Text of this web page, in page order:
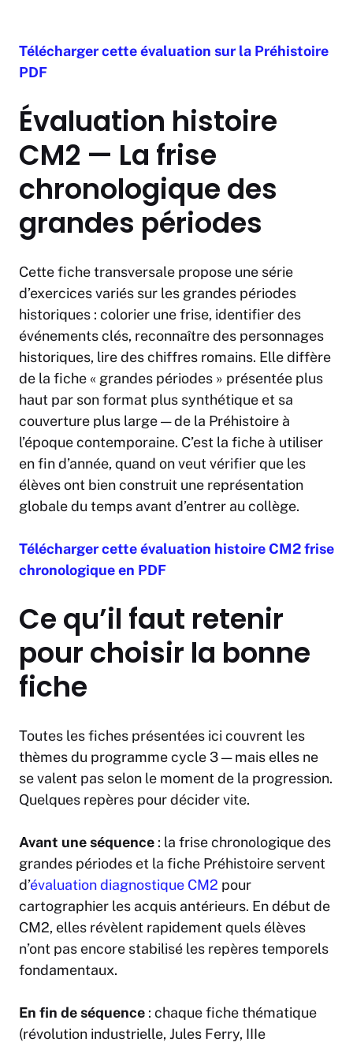
Télécharger cette évaluation sur la Préhistoire
PDF
Évaluation histoire
CM2 — La frise
chronologique des
grandes périodes
Cette fiche transversale propose une série
d’exercices variés sur les grandes périodes
historiques : colorier une frise, identifier des
événements clés, reconnaître des personnages
historiques, lire des chiffres romains. Elle diffère
de la fiche « grandes périodes » présentée plus
haut par son format plus synthétique et sa
couverture plus large — de la Préhistoire à
l’époque contemporaine. C’est la fiche à utiliser
en fin d’année, quand on veut vérifier que les
élèves ont bien construit une représentation
globale du temps avant d’entrer au collège.
Télécharger cette évaluation histoire CM2 frise
chronologique en PDF
Ce qu’il faut retenir
pour choisir la bonne
fiche
Toutes les fiches présentées ici couvrent les
thèmes du programme cycle 3 — mais elles ne
se valent pas selon le moment de la progression.
Quelques repères pour décider vite.
Avant une séquence : la frise chronologique des
grandes périodes et la fiche Préhistoire servent
d’évaluation diagnostique CM2 pour
cartographier les acquis antérieurs. En début de
CM2, elles révèlent rapidement quels élèves
n’ont pas encore stabilisé les repères temporels
fondamentaux.
En fin de séquence : chaque fiche thématique
(révolution industrielle, Jules Ferry, IIIe